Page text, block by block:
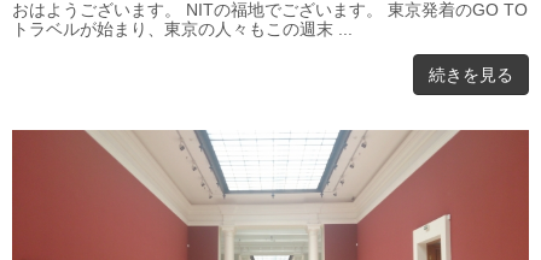
おはようございます。 NITの福地でございます。 東京発着のGO TO
トラベルが始まり、東京の人々もこの週末 ...
続きを見る